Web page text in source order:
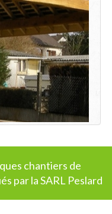
chantiers de
par la SARL Peslard